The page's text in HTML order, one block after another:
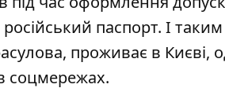
паспорт. І
проживає в Києві,
соцмережах.